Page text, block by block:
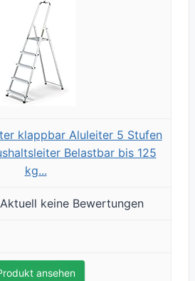
klappbar Aluleiter 5 Stufen
Belastbar bis 125
kg...
Aktuell keine Bewertungen
ansehen